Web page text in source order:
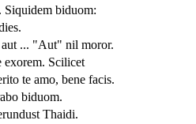
Siquidem biduom:
... "Aut" nil moror.
exorem. Scilicet
te amo, bene facis.
biduom.
Thaidi.